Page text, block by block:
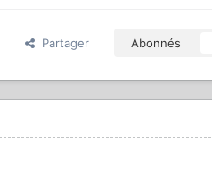
Partager Abonnés